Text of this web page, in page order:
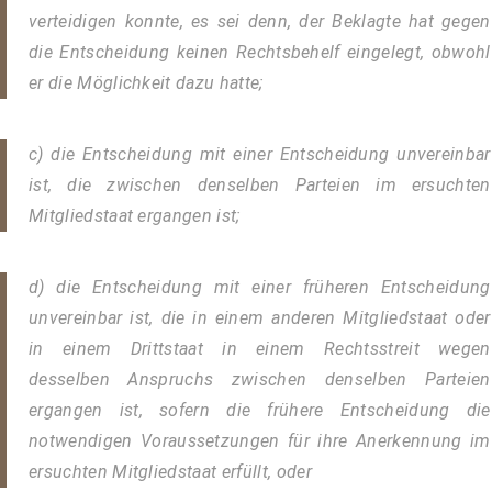
verteidigen konnte, es sei denn, der Beklagte hat gegen
die Entscheidung keinen Rechtsbehelf eingelegt, obwohl
er die Möglichkeit dazu hatte;
c) die Entscheidung mit einer Entscheidung unvereinbar
ist, die zwischen denselben Parteien im ersuchten
Mitgliedstaat ergangen ist;
d) die Entscheidung mit einer früheren Entscheidung
unvereinbar ist, die in einem anderen Mitgliedstaat oder
in einem Drittstaat in einem Rechtsstreit wegen
desselben Anspruchs zwischen denselben Parteien
ergangen ist, sofern die frühere Entscheidung die
notwendigen Voraussetzungen für ihre Anerkennung im
ersuchten Mitgliedstaat erfüllt, oder